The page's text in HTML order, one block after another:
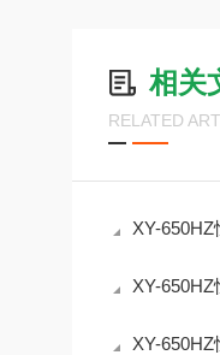
相关
RELATED
XY-650HZ恒温恒
XY-650HZ恒温恒湿
XY-650HZ恒温恒湿